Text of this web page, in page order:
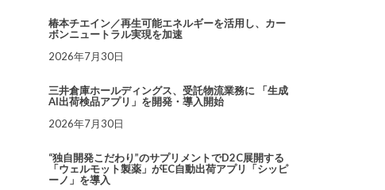
椿本チエイン／再生可能エネルギーを活用し、カー
ボンニュートラル実現を加速
2026年7月30日
三井倉庫ホールディングス、受託物流業務に 「生成
AI出荷検品アプリ」を開発・導入開始
2026年7月30日
“独自開発こだわり”のサプリメントでD2C展開する
「ウェルモット製薬」がEC自動出荷アプリ「シッピ
ーノ」を導入